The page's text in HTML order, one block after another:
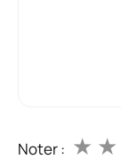
Noter : ★
★